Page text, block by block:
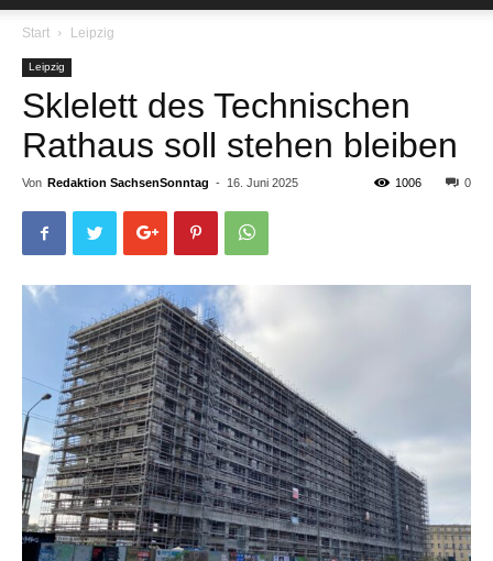
Start Leipzig
Leipzig
Sklelett des Technischen
Rathaus soll stehen bleiben
Von Redaktion SachsenSonntag - 16. Juni 2025 0
1006